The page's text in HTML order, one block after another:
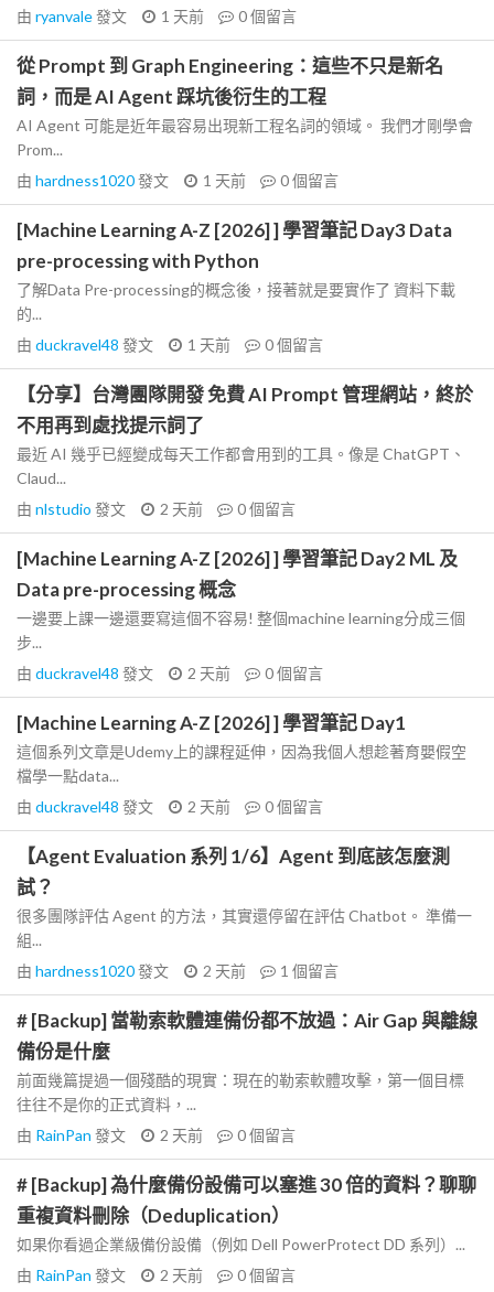
由 ryanvale發文 1 天前 0個留言
從 Prompt 到 Graph Engineering：這些不只是新名
詞，而是 AI Agent 踩坑後衍生的工程
AI Agent 可能是近年最容易出現新工程名詞的領域。 我們才剛學會
Prom...
由 hardness1020發文 1 天前 0個留言
[Machine Learning A-Z [2026] ] 學習筆記 Day3 Data
pre-processing with Python
了解Data Pre-processing的概念後，接著就是要實作了 資料下載
的...
由 duckravel48 發文 1 天前 0個留言
【分享】台灣團隊開發 免費 AI Prompt 管理網站，終於
不用再到處找提示詞了
最近 AI 幾乎已經變成每天工作都會用到的工具。像是 ChatGPT、
Claud...
由 nlstudio 發文 2 天前 0個留言
[Machine Learning A-Z [2026] ] 學習筆記 Day2 ML 及
Data pre-processing 概念
一邊要上課一邊還要寫這個不容易! 整個machine learning分成三個
步...
由 duckravel48 發文 2 天前 0個留言
[Machine Learning A-Z [2026] ] 學習筆記 Day1
這個系列文章是Udemy上的課程延伸，因為我個人想趁著育嬰假空
檔學一點data...
由 duckravel48 發文 2 天前 0個留言
【Agent Evaluation 系列 1/6】Agent 到底該怎麼測
試？
很多團隊評估 Agent 的方法，其實還停留在評估 Chatbot。 準備一
組...
由 hardness1020發文 2 天前 1 個留言
# [Backup] 當勒索軟體連備份都不放過：Air Gap 與離線
備份是什麼
前面幾篇提過一個殘酷的現實：現在的勒索軟體攻擊，第一個目標
往往不是你的正式資料，...
由 RainPan 發文 2 天前 0個留言
# [Backup] 為什麼備份設備可以塞進 30 倍的資料？聊聊
重複資料刪除（Deduplication）
如果你看過企業級備份設備（例如 Dell PowerProtect DD 系列）...
由 RainPan 發文 2 天前 0個留言